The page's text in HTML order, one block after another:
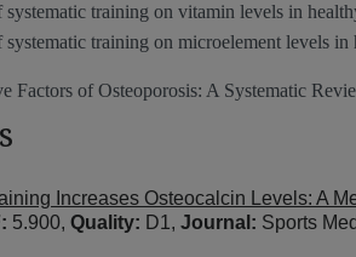
systematic training on vitamin levels in
systematic training on microelement levels
Factors of Osteoporosis: A Systematic
Increases Osteocalcin Levels: A
5.900, Quality: D1, Journal: Sports